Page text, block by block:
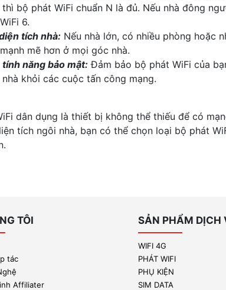
thì bộ phát WiFi chuẩn N là đủ. Nếu nhà đông
6.
tích nhà: Nếu nhà lớn, có nhiều phòng hoặc
mẽ hơn ở mọi góc nhà.
tính năng bảo mật: Đảm bảo bộ phát WiFi của
khỏi các cuộc tấn công mạng.
dân dụng là thiết bị không thể thiếu để có
tích ngôi nhà, bạn có thể chọn loại bộ phát
TÔI
tác
Affiliater
SẢN PHẨM DỊCH
WIFI 4G
PHÁT WIFI
PHỤ KIỆN
SIM DATA